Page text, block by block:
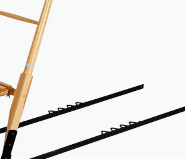
spark
Bestillingsvare
990
Nettlager:Bestillingsvare
Klikk & Hent